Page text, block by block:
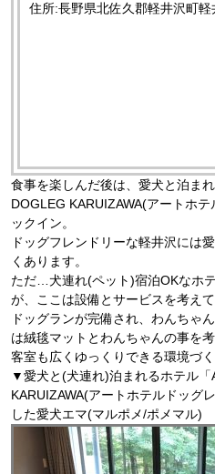
住所:長野県北佐久郡軽井沢町
食事を楽しんだ後は、愛犬と泊ま
DOGLEG KARUIZAWA(アートホ
ックイン。
ドッグフレンドリーな軽井沢には
くあります。
ただ…犬連れ(ペット)宿泊OKなホ
が、ここは設備とサービスを考え
ドッグランが完備され、わんちゃ
は絨毯マットとわんちゃんの事を考
客室も広くゆっくりできる環境づく
▼愛犬と(犬連れ)泊まれるホテル「
KARUIZAWA(アートホテルドッグ
した愛犬エマ(マルポメ/ポメマル)